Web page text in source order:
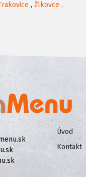
, Žlkovce .
Úvod
Kontakt